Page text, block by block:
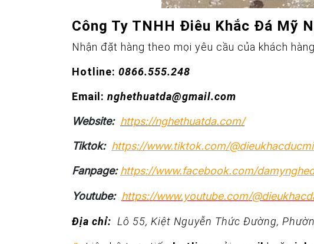
Công Ty TNHH Điêu Khắc Đá Mỹ
Nhận đặt hàng theo mọi yêu cầu của khách
Hotline: 0866.555.248
Email: nghethuatda@gmail.com
Website: https://nghethuatda.com/
Tiktok: https://www.tiktok.com/
Fanpage:https://www.facebook.com/
Youtube: https://www.youtube.com/
Địa chỉ: Lô 55, Kiệt Nguyễn Thức Đường,